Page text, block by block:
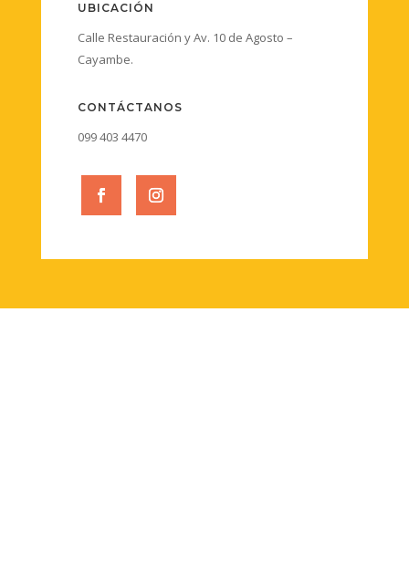
UBICACIÓN
Calle Restauración y Av. 10 de Agosto –
Cayambe.
CONTÁCTANOS
099 403 4470